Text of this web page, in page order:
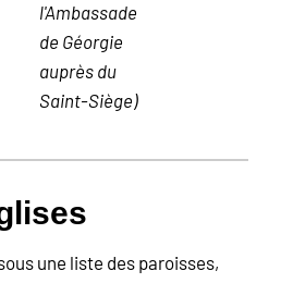
l'Ambassade
de Géorgie
auprès du
Saint-Siège)
une liste des paroisses,